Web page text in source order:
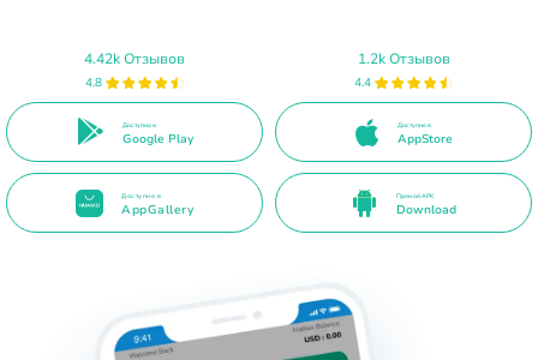
4.42k Отзывов
4.8
Доступно в
Google Play
1.2k Отзывов
4.4
Доступно в
AppStore
Доступно в
AppGallery
Прямой APK
Download